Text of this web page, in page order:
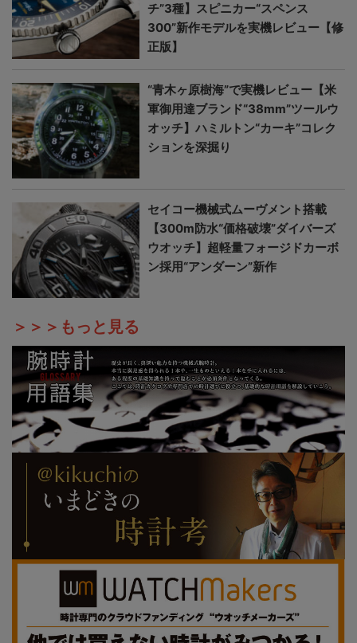
チ”3種】スピニカー“スペンス
300”新作モデルを実機レビュー【修
正版】
“青木ヶ原樹海”で実機レビュー【米
軍御用達ブランド“38mm”ツールウ
オッチ】ハミルトン“カーキ”コレク
ションを深掘り
セイコー機械式ムーヴメント搭載
【300m防水“価格破壊”ダイバーズ
ウオッチ】超軽量フォージドカーボ
ン採用“アンダーン”新作
＞＞＞もっと見る